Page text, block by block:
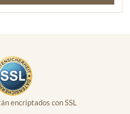
encriptados con SSL